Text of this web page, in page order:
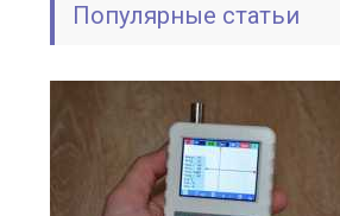
Популярные статьи